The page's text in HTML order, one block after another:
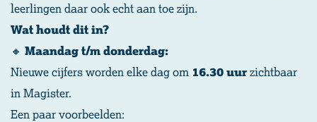
leerlingen daar ook echt aan toe zijn.
Wat houdt dit in?
🔸 Maandag t/m donderdag:
Nieuwe cijfers worden elke dag om 16.30 uurzichtbaar
in Magister.
Een paar voorbeelden: